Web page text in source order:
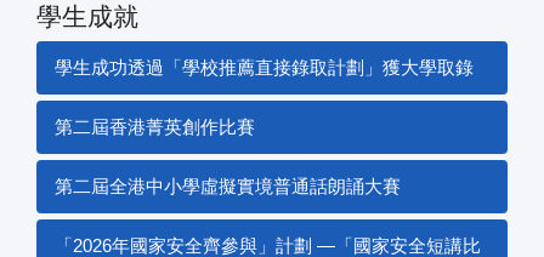
學生成就
學生成功透過「學校推薦直接錄取計劃」獲大學取錄
第二屆香港菁英創作比賽
第二屆全港中小學虛擬實境普通話朗誦大賽
「2026年國家安全齊參與」計劃 —「國家安全短講比